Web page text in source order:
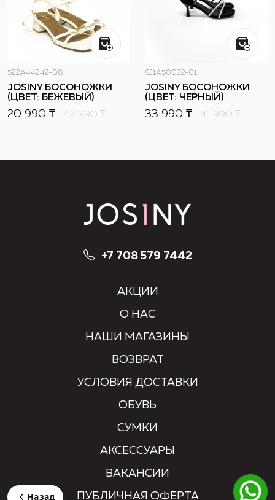
522A44242-08
JOSINY БОСОНОЖКИ
(ЦВЕТ: БЕЖЕВЫЙ)
20 990 ₸ 42 990₸
6J1A50032-01
JOSINY БОСОНОЖКИ
(ЦВЕТ: ЧЕРНЫЙ)
33 990 ₸ 41 990₸
+7 708 579 7442
АКЦИИ
О НАС
НАШИ МАГАЗИНЫ
ВОЗВРАТ
УСЛОВИЯ ДОСТАВКИ
ОБУВЬ
СУМКИ
АКСЕССУАРЫ
ВАКАНСИИ
ПУБЛИЧНАЯ ОФЕРТА
Назад